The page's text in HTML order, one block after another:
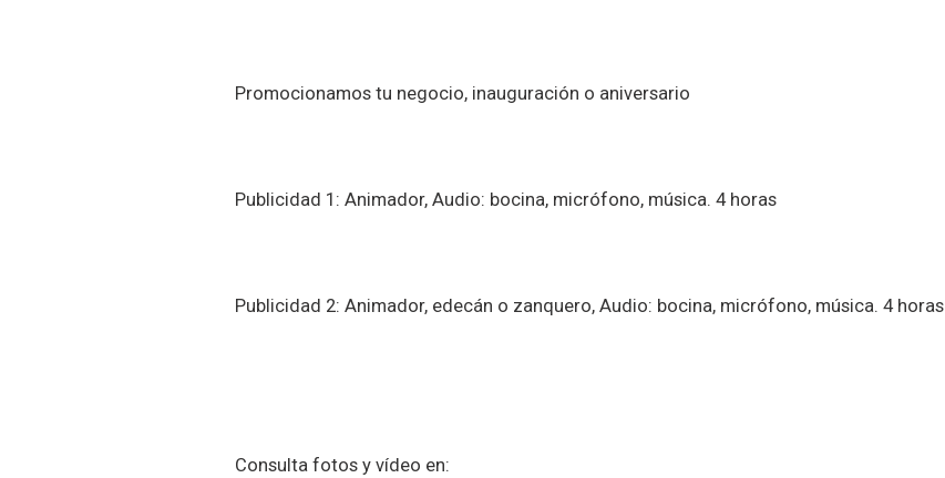
Promocionamos tu negocio, inauguración o aniversario
Publicidad 1: Animador, Audio: bocina, micrófono, música. 4 horas
Publicidad 2: Animador, edecán o zanquero, Audio: bocina, micrófono, música. 4 horas
Consulta fotos y vídeo en: